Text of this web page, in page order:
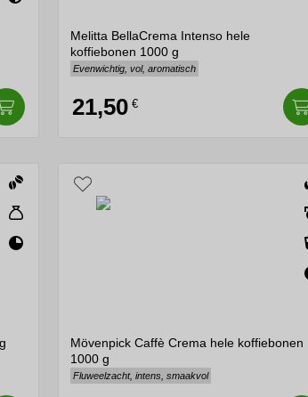
Melitta BellaCrema Intenso hele
koffiebonen 1000 g
Evenwichtig, vol, aromatisch
21,50 €
Mövenpick Caffè Crema hele koffiebonen
1000 g
Fluweelzacht, intens, smaakvol